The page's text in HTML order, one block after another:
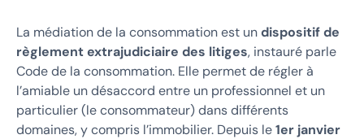
La médiation de la consommation est undispositif de
règlement extrajudiciaire des litiges, instauré parle
Code de la consommation. Elle permet de régler à
l’amiable un désaccord entre un professionnel et un
particulier (le consommateur) dans différents
domaines, y compris l’immobilier. Depuis le1er janvier